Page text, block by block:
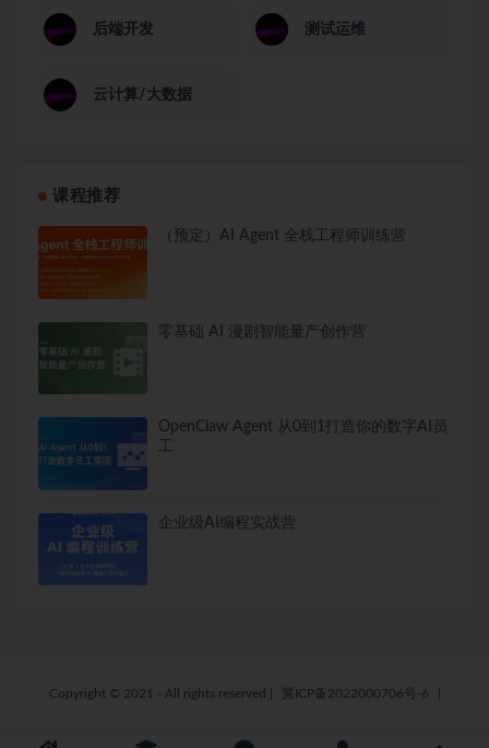
后端开发 测试运维
云计算/大数据
课程推荐
（预定）AI Agent 全栈工程师训练营
零基础 AI 漫剧智能量产创作营
OpenClaw Agent 从0到1打造你的数字AI员
工
企业级AI编程实战营
Copyright © 2021 - All rights reserved 冀ICP备2022000706号-6